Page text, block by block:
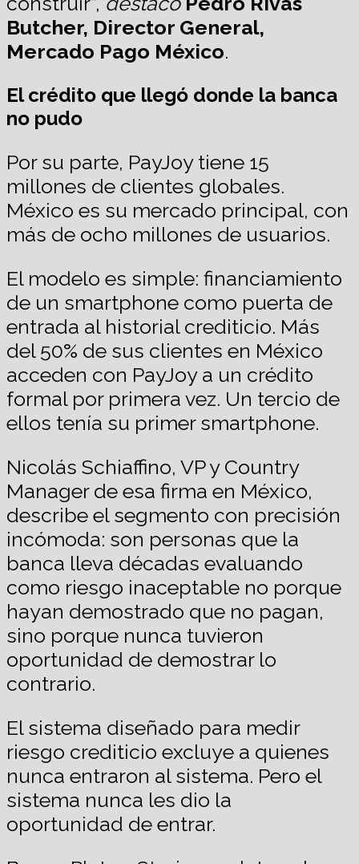
Butcher, Director General,
Mercado Pago México.
El crédito que llegó donde la banca
no pudo
Por su parte, PayJoy tiene 15
millones de clientes globales.
México es su mercado principal, con
más de ocho millones de usuarios.
El modelo es simple: financiamiento
de un smartphone como puerta de
entrada al historial crediticio. Más
del 50% de sus clientes en México
acceden con PayJoy a un crédito
formal por primera vez. Un tercio de
ellos tenía su primer smartphone.
Nicolás Schiaffino, VP y Country
Manager de esa firma en México,
describe el segmento con precisión
incómoda: son personas que la
banca lleva décadas evaluando
como riesgo inaceptable no porque
hayan demostrado que no pagan,
sino porque nunca tuvieron
oportunidad de demostrar lo
contrario.
El sistema diseñado para medir
riesgo crediticio excluye a quienes
nunca entraron al sistema. Pero el
sistema nunca les dio la
oportunidad de entrar.